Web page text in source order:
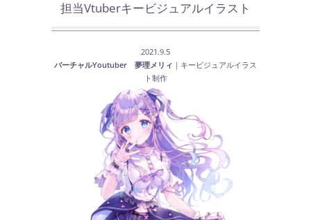
担当Vtuberキービジュアルイラスト
2021.9.5
バーチャルYoutuber 夢理メリィ ｜キービジュアルイラス
ト制作